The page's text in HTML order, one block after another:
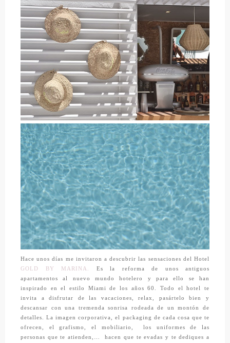
Hace unos días me invitaron a descubrir las sensaciones del Hotel
GOLD BY MARINA.
Es la reforma de unos antiguos
apartamentos al nuevo mundo hotelero y para ello se han
inspirado en el estilo Miami de los años 60. Todo el hotel te
invita a disfrutar de las vacaciones, relax, pasártelo bien y
descansar con una tremenda sonrisa rodeada de un montón de
detalles. La imagen corporativa, el packaging de cada cosa que te
ofrecen, el grafismo, el mobiliario, los uniformes de las
personas que te atienden,… hacen que te evadas y te dediques a